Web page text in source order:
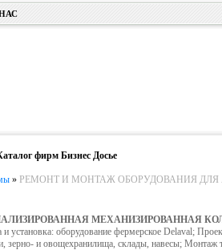
фирм Бизнес Досье
» РЕМОНТ И МОНТАЖ ОБОРУДОВАНИЯ ДЛЯ
МЕХАНИЗИРОВАННАЯ
установка: оборудование фермерское Delaval;
зерно- и овощехранилища, склады, навесы; Монтаж